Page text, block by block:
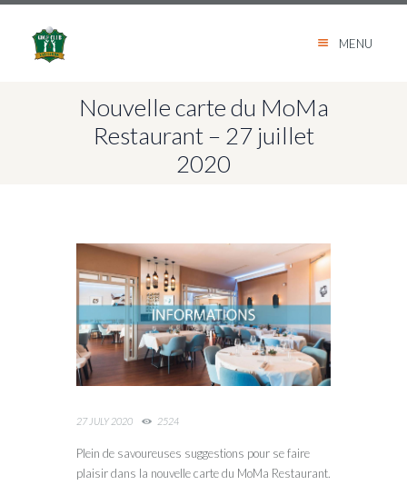
MENU
Nouvelle carte du MoMa
Restaurant – 27 juillet
2020
27 JULY 2020 2524
Plein de savoureuses suggestions pour se faire
plaisir dans la nouvelle carte du MoMa Restaurant.